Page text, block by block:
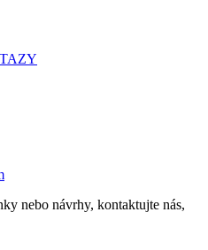
nebo návrhy, kontaktujte nás,